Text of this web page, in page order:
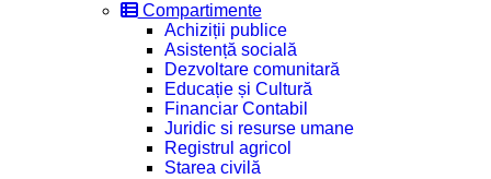
Compartimente
Achiziții publice
Asistență socială
Dezvoltare comunitară
Educație și Cultură
Financiar Contabil
Juridic si resurse umane
Registrul agricol
Starea civilă